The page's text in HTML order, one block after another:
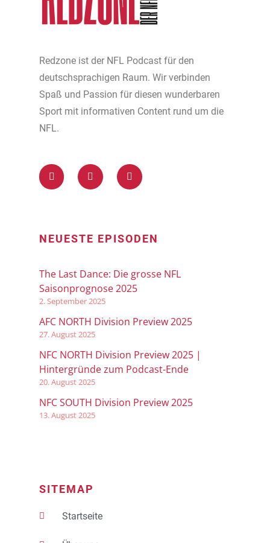
Redzone ist der NFL Podcast für den
deutschsprachigen Raum. Wir verbinden
Spaß und Passion für diesen wunderbaren
Sport mit informativen Content rund um die
NFL.
NEUESTE EPISODEN
The Last Dance: Die grosse NFL
Saisonprognose 2025
2. September 2025
AFC NORTH Division Preview 2025
27. August 2025
NFC NORTH Division Preview 2025 |
Hintergründe zum Podcast-Ende
20. August 2025
NFC SOUTH Division Preview 2025
13. August 2025
SITEMAP
Startseite